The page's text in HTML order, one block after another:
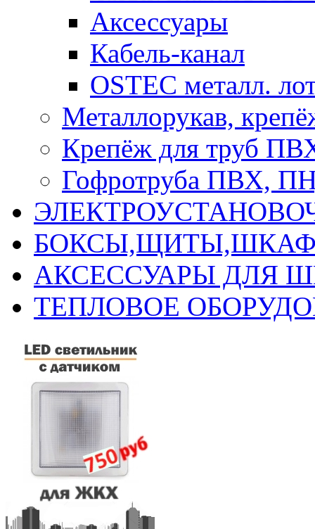
Аксессуары
Кабель-канал
OSTEC металл.
Металлорукав,
Крепёж для труб
Гофротруба ПВХ,
АКСЕССУАРЫ ДЛЯ
ТЕПЛОВОЕ